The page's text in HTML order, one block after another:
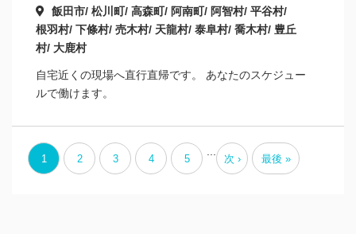
飯田市/ 松川町/ 高森町/ 阿南町/ 阿智村/ 平谷村/
根羽村/ 下條村/ 売木村/ 天龍村/ 泰阜村/ 喬木村/ 豊丘
村/ 大鹿村
自宅近くの現場へ直行直帰です。 あなたのスケジュー
ルで働けます。
1 2 3 4 5 次 › 最後 »